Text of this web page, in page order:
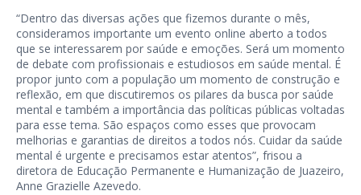
“Dentro das diversas ações que fizemos durante o mês,
consideramos importante um evento online aberto a todos
que se interessarem por saúde e emoções. Será um momento
de debate com profissionais e estudiosos em saúde mental. É
propor junto com a população um momento de construção e
reflexão, em que discutiremos os pilares da busca por saúde
mental e também a importância das políticas públicas voltadas
para esse tema. São espaços como esses que provocam
melhorias e garantias de direitos a todos nós. Cuidar da saúde
mental é urgente e precisamos estar atentos”, frisou a
diretora de Educação Permanente e Humanização de Juazeiro,
Anne Grazielle Azevedo.